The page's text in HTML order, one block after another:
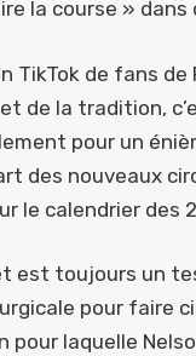
la course »
TikTok de fans
de la tradition,
pour un
des nouveaux
le calendrier des
est toujours un
pour faire
pour laquelle